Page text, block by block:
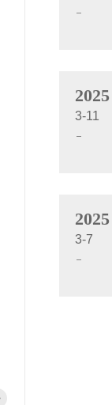
2025
3-11
2025
3-7